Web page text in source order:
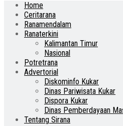
Home
Ceritarana
Ranamendalam
Ranaterkini
Kalimantan Timur
Nasional
Potretrana
Advertorial
Diskominfo Kukar
Dinas Pariwisata Kukar
Dispora Kukar
Dinas Pemberdayaan
Tentang Sirana